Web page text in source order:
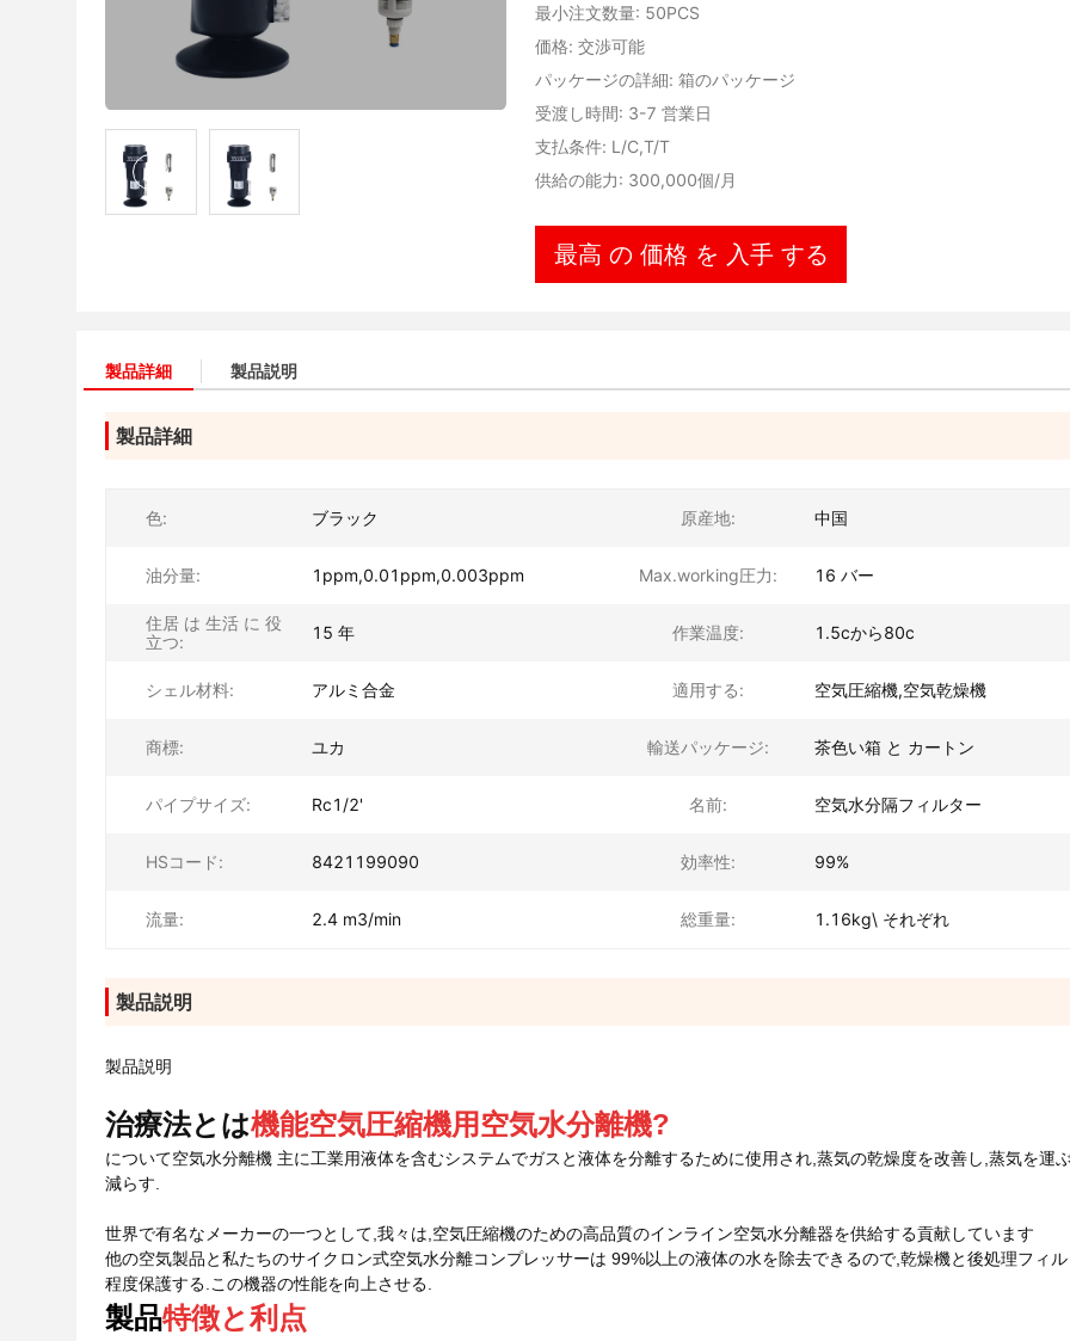
最小注文数量: 50PCS
価格: 交渉可能
パッケージの詳細: 箱のパッケージ
受渡し時間: 3-7 営業日
支払条件: L/C,T/T
供給の能力: 300,000個/月
最高 の 価格 を 入手 する
製品詳細 製品説明
製品詳細
色: ブラック 原産地: 中国
油分量: 1ppm,0.01ppm,0.003ppm Max.working圧力: 16 バー
住居 は 生活 に 役
立つ:
15 年 作業温度: 1.5cから80c
シェル材料: アルミ合金 適用する: 空気圧縮機,空気乾燥機
商標: ユカ 輸送パッケージ: 茶色い箱 と カートン
パイプサイズ: Rc1/2' 名前: 空気水分隔フィルター
HSコード: 8421199090 効率性: 99%
流量: 2.4 m3/min 総重量: 1.16kg\ それぞれ
製品説明
製品説明
治療法とは機能空気圧縮機用空気水分離機?
について空気水分離機 主に工業用液体を含むシステムでガスと液体を分離するために使用され,蒸気の乾燥度を改善し,蒸気を運
減らす.
世界で有名なメーカーの一つとして,我々は,空気圧縮機のための高品質のインライン空気水分離器を供給する貢献しています
他の空気製品と私たちのサイクロン式空気水分離コンプレッサーは 99%以上の液体の水を除去できるので,乾燥機と後処理フィ
程度保護する.この機器の性能を向上させる.
製品特徴と利点